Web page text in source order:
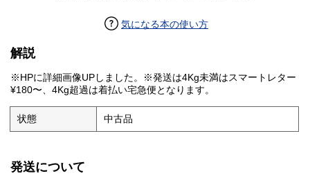
気になる本の使い方
解説
※HPに詳細画像UPしました。※発送は4Kg未満はスマートレター
¥180〜、4Kg超過は着払い宅急便となります。
状態 中古品
発送について